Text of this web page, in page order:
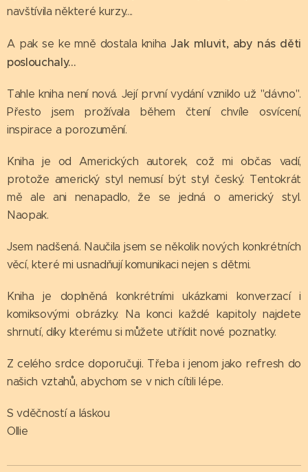
navštívila některé kurzy....
A pak se ke mně dostala knihaJak mluvit, aby nás děti
poslouchaly...
Tahle kniha není nová. Její první vydání vzniklo už "dávno".
Přesto jsem prožívala během čtení chvíle osvícení,
inspirace a porozumění.
Kniha je od Amerických autorek, což mi občas vadí,
protože americký styl nemusí být styl český. Tentokrát
mě ale ani nenapadlo, že se jedná o americký styl.
Naopak.
Jsem nadšená. Naučila jsem se několik nových konkrétních
věcí, které mi usnadňují komunikaci nejen s dětmi.
Kniha je doplněná konkrétními ukázkami konverzací i
komiksovými obrázky. Na konci každé kapitoly najdete
shrnutí, díky kterému si můžete utřídit nové poznatky.
Z celého srdce doporučuji. Třeba i jenom jako refresh do
našich vztahů, abychom se v nich cítili lépe.
S vděčností a láskou
Ollie